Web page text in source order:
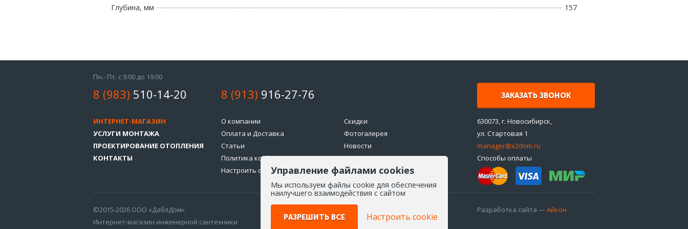
Глубина, мм
157
Пн.- Пт. с 9:00 до 19:00
8 (983) 510-14-20 8 (913) 916-27-76 ЗАКАЗАТЬ ЗВОНОК
ИНТЕРНЕТ-МАГАЗИН
УСЛУГИ МОНТАЖА
ПРОЕКТИРОВАНИЕ ОТОПЛЕНИЯ
КОНТАКТЫ
О компании
Скидки
Оплата и Доставка
Фотогалерея
Статьи
Новости
Политика конфиденциальности
Возврат товара
Настроить cookie
630073, г. Новосибирск,
ул. Стартовая 1
manager@x2dom.ru
Способы оплаты
©2015-2026 ООО «ДаблДом»
Интернет-магазин инженерной сантехники
Разработка сайта —Айкон
Управление файлами cookies
Мы используем файлы cookie для обеспечения
наилучшего взаимодействия с сайтом
РАЗРЕШИТЬ ВСЕ Настроить cookie